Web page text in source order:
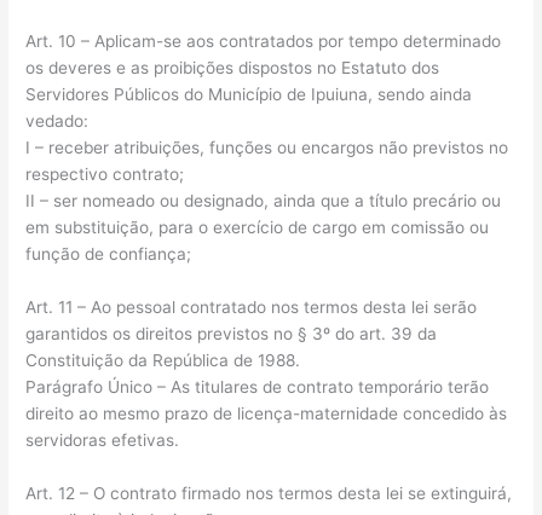
Art. 10 – Aplicam-se aos contratados por tempo determinado
os deveres e as proibições dispostos no Estatuto dos
Servidores Públicos do Município de Ipuiuna, sendo ainda
vedado:
I – receber atribuições, funções ou encargos não previstos no
respectivo contrato;
II – ser nomeado ou designado, ainda que a título precário ou
em substituição, para o exercício de cargo em comissão ou
função de confiança;
Art. 11 – Ao pessoal contratado nos termos desta lei serão
garantidos os direitos previstos no § 3º do art. 39 da
Constituição da República de 1988.
Parágrafo Único – As titulares de contrato temporário terão
direito ao mesmo prazo de licença-maternidade concedido às
servidoras efetivas.
Art. 12 – O contrato firmado nos termos desta lei se extinguirá,